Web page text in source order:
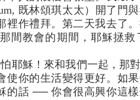
既林頌琪太太）開了門
裡作禮拜。第二天我去了
間教會的期間，耶穌拯
耶穌！來和我們一起，那
使你的生活變得更好。如
的話 ── 你會很高興你這